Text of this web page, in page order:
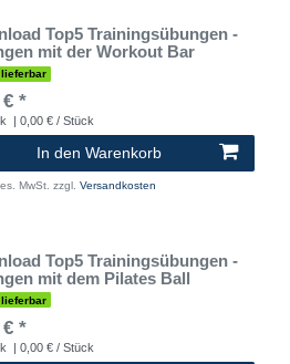
Top5 Trainingsübungen -
mit der Workout Bar
*
| 0,00 € / Stück
In den Warenkorb
MwSt. zzgl. Versandkosten
Top5 Trainingsübungen -
mit dem Pilates Ball
*
| 0,00 € / Stück